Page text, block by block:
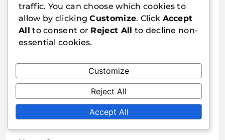
Comment*
traffic. You can choose which cookies to
allow by clickingCustomize. Click Accept
All to consent or Reject All to decline non-
essential cookies.
Customize
Reject All
Accept All